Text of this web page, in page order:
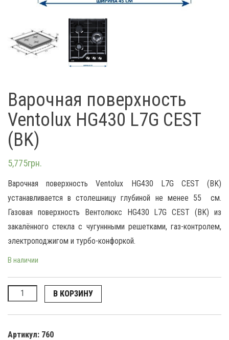
Варочная поверхность
Ventolux HG430 L7G CEST
(BK)
5,775грн.
Варочная поверхность Ventolux HG430 L7G CEST (BK)
устанавливается в столешницу глубиной не менее 55 см.
Газовая поверхность Вентолюкс HG430 L7G CEST (BK) из
закалённого стекла с чугуннными решетками, газ-контролем,
электроподжигом и турбо-конфоркой.
В наличии
Количество В КОРЗИНУ
Артикул: 760